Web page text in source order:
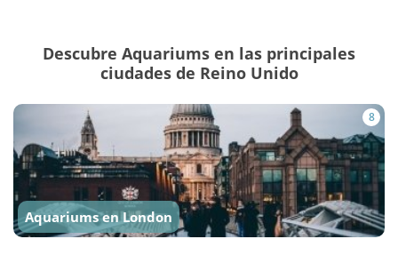
Descubre Aquariums en las principales
ciudades de Reino Unido
8
Aquariums en London